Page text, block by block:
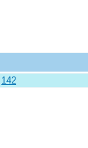
142